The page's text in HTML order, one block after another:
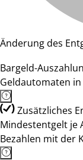
Änderung des
Bargeld-
Geldautomaten
Zusätzliches
Mindestentgelt je
Bezahlen mit der